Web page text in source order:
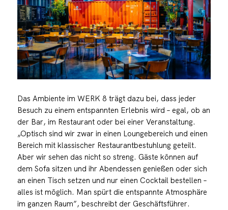
Das Ambiente im WERK 8 trägt dazu bei, dass jeder
Besuch zu einem entspannten Erlebnis wird – egal, ob an
der Bar, im Restaurant oder bei einer Veranstaltung.
„Optisch sind wir zwar in einen Loungebereich und einen
Bereich mit klassischer Restaurantbestuhlung geteilt.
Aber wir sehen das nicht so streng. Gäste können auf
dem Sofa sitzen und ihr Abendessen genießen oder sich
an einen Tisch setzen und nur einen Cocktail bestellen –
alles ist möglich. Man spürt die entspannte Atmosphäre
im ganzen Raum”, beschreibt der Geschäftsführer.